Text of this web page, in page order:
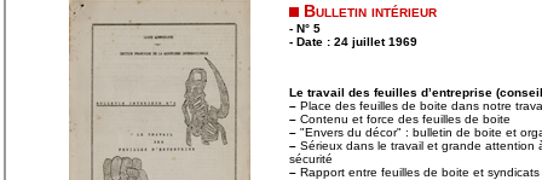
Bulletin intérieur
- N° 5
- Date : 24 juillet 1969
Le travail des feuilles d’entreprise
– Place des feuilles de boite dans notre
– Contenu et force des feuilles de boite
– "Envers du décor" : bulletin de boite et
– Sérieux dans le travail et grande attention
sécurité
– Rapport entre feuilles de boite et syndicats